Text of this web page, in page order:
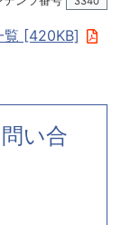
覧 [420KB]
い合